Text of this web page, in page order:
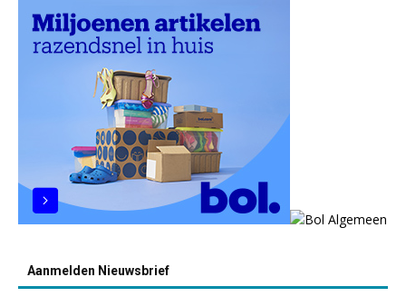
Aanmelden Nieuwsbrief